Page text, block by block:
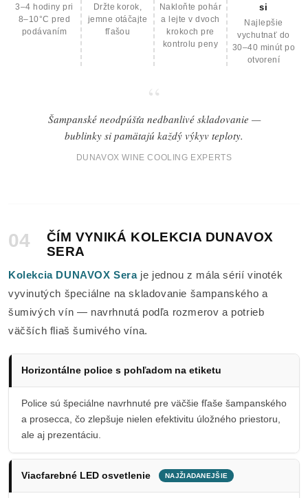
3–4 hodiny pri
8–10°C pred
podávaním
Držte korok,
jemne otáčajte
fľašou
Nakloňte pohár
a lejte v dvoch
krokoch pre
kontrolu peny
si
Najlepšie
vychutnať do
30–40 minút po
otvorení
“
Šampanské neodpúšťa nedbanlivé skladovanie —
bublinky si pamätajú každý výkyv teploty.
DUNAVOX WINE COOLING EXPERTS
04
ČÍM VYNIKÁ KOLEKCIA DUNAVOX
SERA
Kolekcia DUNAVOX Seraje jednou z mála sérií vinoték
vyvinutých špeciálne na skladovanie šampanského a
šumivých vín — navrhnutá podľa rozmerov a potrieb
väčších fliaš šumivého vína.
Horizontálne police s pohľadom na etiketu
Police sú špeciálne navrhnuté pre väčšie fľaše šampanského
a prosecca, čo zlepšuje nielen efektivitu úložného priestoru,
ale aj prezentáciu.
Viacfarebné LED osvetlenie NAJŽIADANEJŠIE